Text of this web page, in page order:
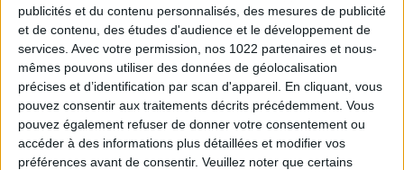
publicités et du contenu personnalisés, des mesures de publicité
et de contenu, des études d'audience et le développement de
services. Avec votre permission, nos 1022 partenaires et nous-
mêmes pouvons utiliser des données de géolocalisation
précises et d’identification par scan d'appareil. En cliquant, vous
pouvez consentir aux traitements décrits précédemment. Vous
pouvez également refuser de donner votre consentement ou
accéder à des informations plus détaillées et modifier vos
préférences avant de consentir. Veuillez noter que certains
« Le notaire qui omet de recueillir le consentement
du conjoint de l’emprunteur lors de la souscription
du prêt pour financer l’acquisition d’un bien
commun engage sa responsabilité professionnelle si
cet oubli cause ultérieurement un préjudice au
banquier.
«